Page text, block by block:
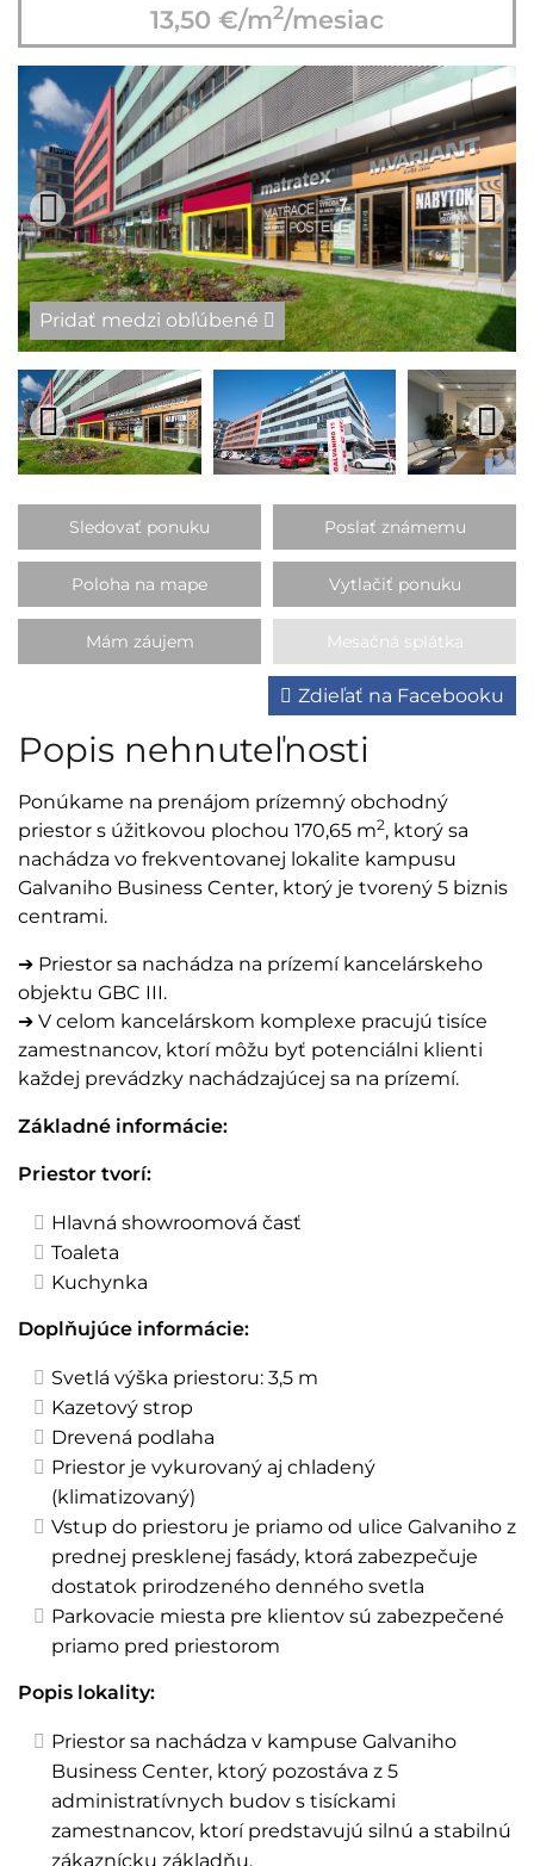
13,50 €/m2/mesiac
Pridať medzi obľúbené
Sledovať ponuku Poslať známemu
Poloha na mape Vytlačiť ponuku
Mám záujem Mesačná splátka
Popis nehnuteľnosti
Zdieľať na Facebooku
Ponúkame na prenájom prízemný obchodný
priestor s úžitkovou plochou 170,65 m2, ktorý sa
nachádza vo frekventovanej lokalite kampusu
Galvaniho Business Center, ktorý je tvorený 5 biznis
centrami.
➔ Priestor sa nachádza na prízemí kancelárskeho
objektu GBC III.
➔ V celom kancelárskom komplexe pracujú tisíce
zamestnancov, ktorí môžu byť potenciálni klienti
každej prevádzky nachádzajúcej sa na prízemí.
Základné informácie:
Priestor tvorí:
Hlavná showroomová časť
Toaleta
Kuchynka
Doplňujúce informácie:
Svetlá výška priestoru: 3,5 m
Kazetový strop
Drevená podlaha
Priestor je vykurovaný aj chladený
(klimatizovaný)
Vstup do priestoru je priamo od ulice Galvaniho z
prednej presklenej fasády, ktorá zabezpečuje
dostatok prirodzeného denného svetla
Parkovacie miesta pre klientov sú zabezpečené
priamo pred priestorom
Popis lokality:
Priestor sa nachádza v kampuse Galvaniho
Business Center, ktorý pozostáva z 5
administratívnych budov s tisíckami
zamestnancov, ktorí predstavujú silnú a stabilnú
zákaznícku základňu.